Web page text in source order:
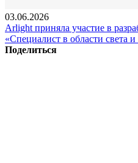
03.06.2026
Arlight приняла участие в
«Специалист в области света
Поделиться